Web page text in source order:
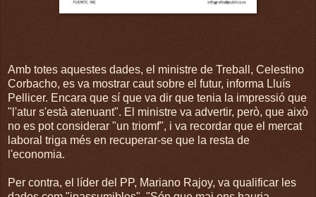
Amb totes aquestes dades, el ministre de Treball, Celestino
Corbacho, es va mostrar caut sobre el futur, informa Lluís
Pellicer. Encara que sí que va dir que tenia la impressió que
"l'atur s'està atenuant". El ministre va advertir, però, que això
no es pot considerar "un triomf", i va recordar que el mercat
laboral triga més en recuperar-se que la resta de
l'economia.
Per contra, el líder del PP, Mariano Rajoy, va qualificar les